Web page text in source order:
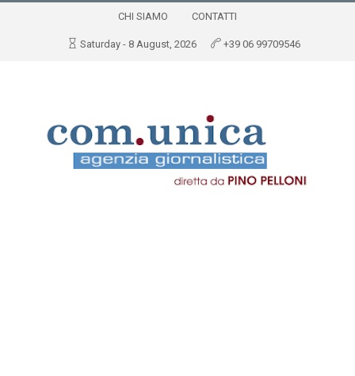
CHI SIAMO CONTATTI
Saturday - 8 August, 2026 +39 06 99709546